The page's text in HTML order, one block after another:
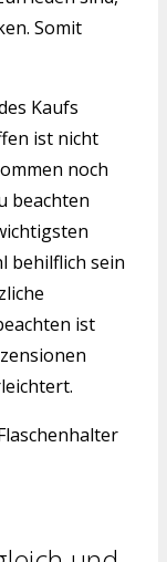
Somit
Kaufs
ist nicht
noch
beachten
behilflich sein
ist